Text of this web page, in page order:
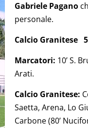
Gabriele Pagano
personale.
Calcio Granitese
Marcatori: 10’ S.
Arati.
Calcio Granitese:
Saetta, Arena, Lo
Carbone (80’